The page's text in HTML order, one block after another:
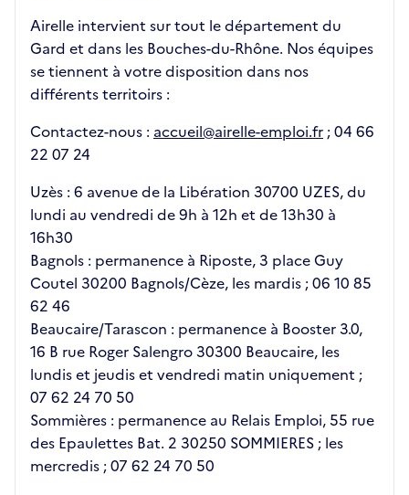
Airelle intervient sur tout le département du
Gard et dans les Bouches-du-Rhône. Nos équipes
se tiennent à votre disposition dans nos
différents territoirs :
Contactez-nous : accueil@airelle-emploi.fr ; 04 66
22 07 24
Uzès : 6 avenue de la Libération 30700 UZES, du
lundi au vendredi de 9h à 12h et de 13h30 à
16h30
Bagnols : permanence à Riposte, 3 place Guy
Coutel 30200 Bagnols/Cèze, les mardis ; 06 10 85
62 46
Beaucaire/Tarascon : permanence à Booster 3.0,
16 B rue Roger Salengro 30300 Beaucaire, les
lundis et jeudis et vendredi matin uniquement ;
07 62 24 70 50
Sommières : permanence au Relais Emploi, 55 rue
des Epaulettes Bat. 2 30250 SOMMIERES ; les
mercredis ; 07 62 24 70 50